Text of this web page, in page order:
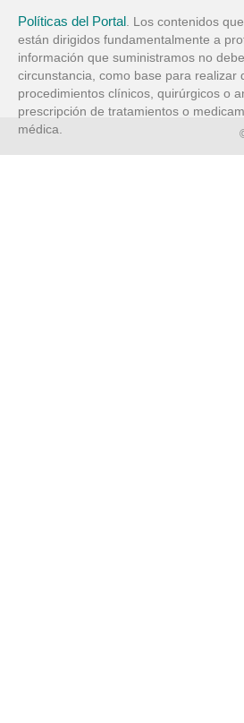
Políticas del Portal. Los contenidos
están dirigidos fundamentalmente a
información que suministramos no
circunstancia, como base para realizar
procedimientos clínicos, quirúrgicos o
prescripción de tratamientos o
médica.